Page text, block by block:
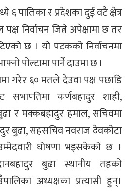
६ पालिका र प्रदेशका दुई वटै क्षेत्र
निर्वाचन जित्ने अपेक्षामा छ तर
छ । यो पटकको निर्वाचनमा
पोल्टामा पार्ने दाउमा छ ।
गरेर ६० मतले देउवा पक्ष पछाडि
कर्णबहादुर शाही,
र मक्कबहादुर हमाल, सचिवमा
बुढा, सहसचिव नवराज देवकोटा
घोषणा भइसकेको छ ।
बुढा स्थानीय तहको
अध्यक्षका प्रत्यासी हुन्।